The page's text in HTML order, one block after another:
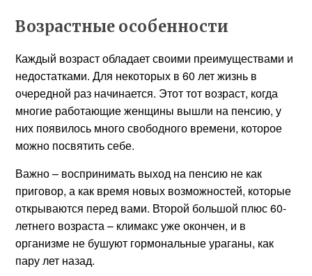
Возрастные особенности
Каждый возраст обладает своими преимуществами и
недостатками. Для некоторых в 60 лет жизнь в
очередной раз начинается. Этот тот возраст, когда
многие работающие женщины вышли на пенсию, у
них появилось много свободного времени, которое
можно посвятить себе.
Важно – воспринимать выход на пенсию не как
приговор, а как время новых возможностей, которые
открываются перед вами. Второй большой плюс 60-
летнего возраста – климакс уже окончен, и в
организме не бушуют гормональные ураганы, как
пару лет назад.